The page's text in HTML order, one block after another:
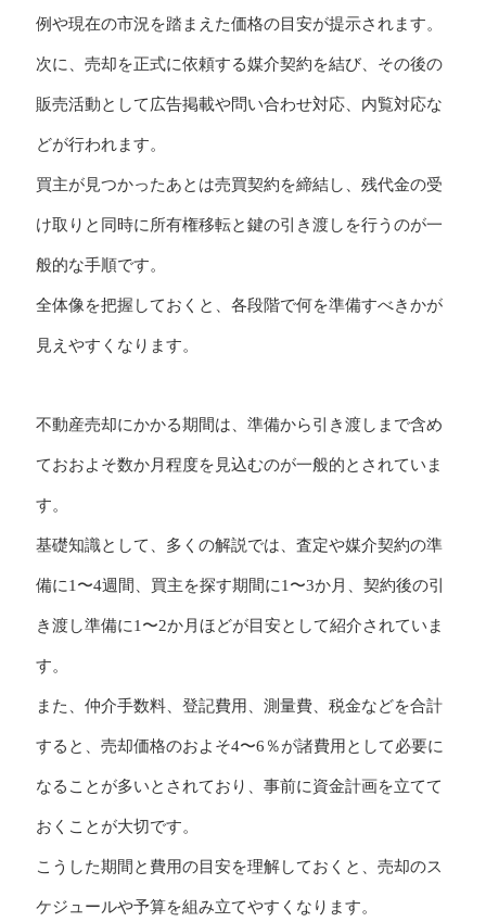
例や現在の市況を踏まえた価格の目安が提示されます。
次に、売却を正式に依頼する媒介契約を結び、その後の
販売活動として広告掲載や問い合わせ対応、内覧対応な
どが行われます。
買主が見つかったあとは売買契約を締結し、残代金の受
け取りと同時に所有権移転と鍵の引き渡しを行うのが一
般的な手順です。
全体像を把握しておくと、各段階で何を準備すべきかが
見えやすくなります。
不動産売却にかかる期間は、準備から引き渡しまで含め
ておおよそ数か月程度を見込むのが一般的とされていま
す。
基礎知識として、多くの解説では、査定や媒介契約の準
備に1〜4週間、買主を探す期間に1〜3か月、契約後の引
き渡し準備に1〜2か月ほどが目安として紹介されていま
す。
また、仲介手数料、登記費用、測量費、税金などを合計
すると、売却価格のおよそ4〜6％が諸費用として必要に
なることが多いとされており、事前に資金計画を立てて
おくことが大切です。
こうした期間と費用の目安を理解しておくと、売却のス
ケジュールや予算を組み立てやすくなります。